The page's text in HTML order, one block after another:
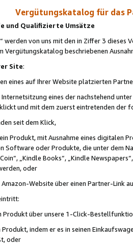
Vergütungskatalog für das
und Qualifizierte Umsätze
“ werden von uns mit den in Ziffer 3
Vergütungskatalog beschriebenen
Site:
eines auf Ihrer Website platzierten
eines der nachstehend
und mit dem zuerst eintretenden der
seit dem Klick,
Produkt, mit Ausnahme eines digitalen
Software oder Produkte, die unter dem
„Kindle Books“, „Kindle
oder
Website über einen Partner-Link
über unsere 1-Click-
indem er es in seinen
oder